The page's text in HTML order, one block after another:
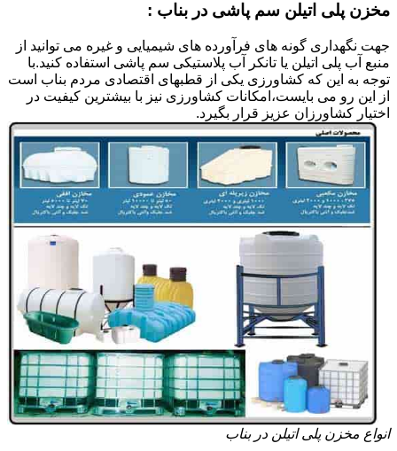
مخزن پلی اتیلن سم پاشی در بناب :
جهت نگهداری گونه های فرآورده های شیمیایی و غیره می توانید از
منبع آب پلی اتیلن یا تانکر آب پلاستیکی سم پاشی استفاده کنید.با
توجه به این که کشاورزی یکی از قطبهای اقتصادی مردم بناب است
از این رو می بایست،امکانات کشاورزی نیز با بیشترین کیفیت در
اختیار کشاورزان عزیز قرار بگیرد.
انواع مخزن پلی اتیلن در بناب